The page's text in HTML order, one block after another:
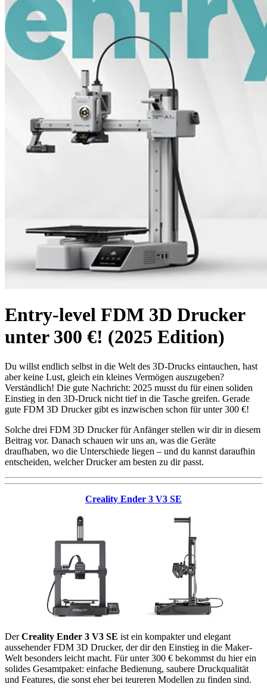
Entry-level FDM 3D Drucker
unter 300 €! (2025 Edition)
Du willst endlich selbst in die Welt des 3D-Drucks eintauchen, hast
aber keine Lust, gleich ein kleines Vermögen auszugeben?
Verständlich! Die gute Nachricht: 2025 musst du für einen soliden
Einstieg in den 3D-Druck nicht tief in die Tasche greifen. Gerade
gute FDM 3D Drucker gibt es inzwischen schon für unter 300 €!
Solche drei FDM 3D Drucker für Anfänger stellen wir dir in diesem
Beitrag vor. Danach schauen wir uns an, was die Geräte
draufhaben, wo die Unterschiede liegen – und du kannst daraufhin
entscheiden, welcher Drucker am besten zu dir passt.
Creality Ender 3 V3 SE
DerCreality Ender 3 V3 SE ist ein kompakter und elegant
aussehender FDM 3D Drucker, der dir den Einstieg in die Maker-
Welt besonders leicht macht. Für unter 300 € bekommst du hier ein
solides Gesamtpaket: einfache Bedienung, saubere Druckqualität
und Features, die sonst eher bei teureren Modellen zu finden sind.